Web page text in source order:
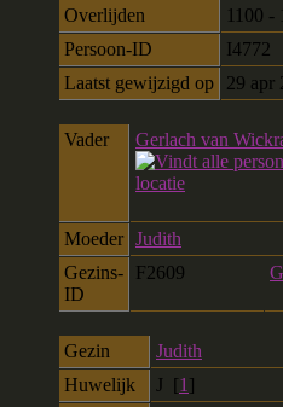
Overlijden
1100 -
Persoon-ID
I4772
Laatst gewijzigd op
29 apr
Vader Gerlach van
Moeder Judith
Gezins-
ID
F2609
Gezin
Judith
Huwelijk
J [1]